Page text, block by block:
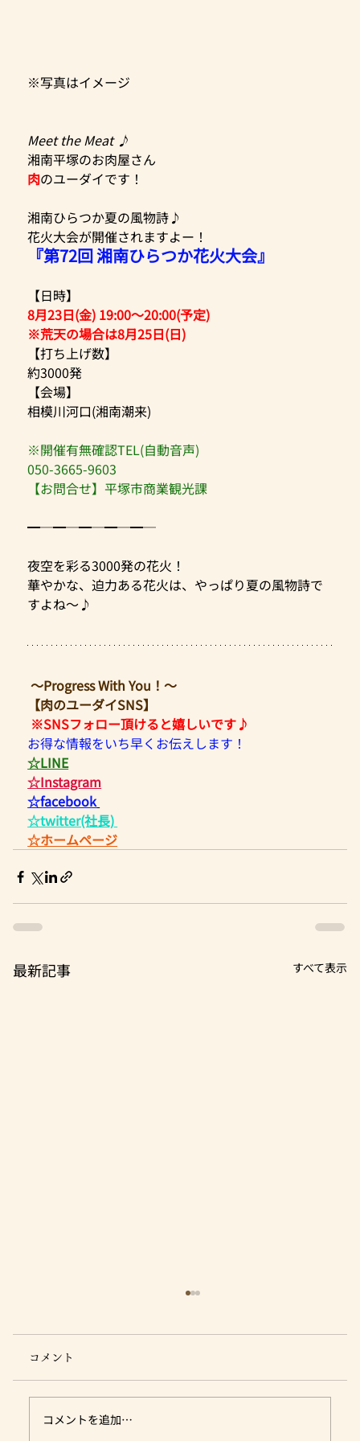
※写真はイメージ
Meet the Meat ♪
湘南平塚のお肉屋さん
肉のユーダイです！
湘南ひらつか夏の風物詩♪
花火大会が開催されますよー！
『第72回 湘南ひらつか花火大会』
【日時】
8月23日(金) 19:00～20:00(予定)
※荒天の場合は8月25日(日)
【打ち上げ数】
約3000発
【会場】
相模川河口(湘南潮来)
※開催有無確認TEL(自動音声)
050-3665-9603
【お問合せ】平塚市商業観光課
━─━─━─━─━─
夜空を彩る3000発の花火！
華やかな、迫力ある花火は、やっぱり夏の風物詩で
すよね～♪
～Progress With You！～
【肉のユーダイSNS】
※SNSフォロー頂けると嬉しいです♪
お得な情報をいち早くお伝えします！
☆LINE
☆Instagram
☆facebook
☆twitter(社長)​
☆ホームページ
最新記事 すべて表示
コメント
コメントを追加…